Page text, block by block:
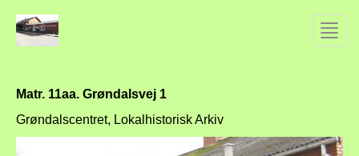
Matr. 11aa. Grøndalsvej 1
Grøndalscentret, Lokalhistorisk Arkiv